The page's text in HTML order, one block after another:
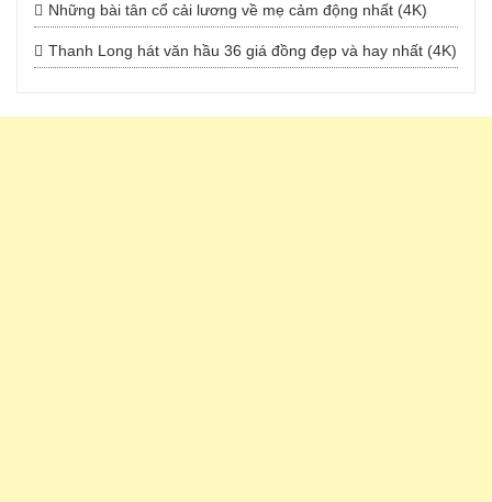
Những bài tân cổ cải lương về mẹ cảm động nhất (4K)
Thanh Long hát văn hầu 36 giá đồng đẹp và hay nhất (4K)